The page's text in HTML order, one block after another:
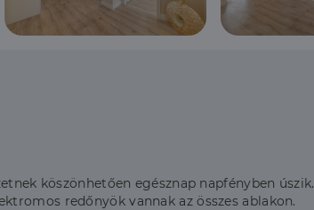
köszönhetően egésznap napfényben úszik.
redőnyök vannak az összes ablakon.